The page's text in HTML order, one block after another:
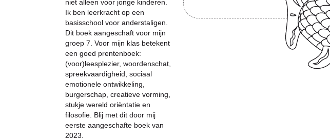
niet alleen voor jonge kinderen.
Ik ben leerkracht op een
basisschool voor anderstaligen.
Dit boek aangeschaft voor mijn
groep 7. Voor mijn klas betekent
een goed prentenboek:
(voor)leesplezier, woordenschat,
spreekvaardigheid, sociaal
emotionele ontwikkeling,
burgerschap, creatieve vorming,
stukje wereld oriëntatie en
filosofie. Blij met dit door mij
eerste aangeschafte boek van
2023.